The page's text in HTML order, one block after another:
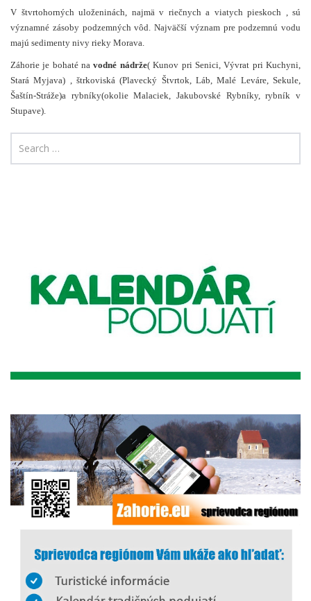
V štvrtohorných uloženinách, najmä v riečnych a viatych pieskoch , sú
významné zásoby podzemných vôd. Najväčší význam pre podzemnú vodu
majú sedimenty nivy rieky Morava.
Záhorie je bohaté navodné nádrže( Kunov pri Senici, Vývrat pri Kuchyni,
Stará Myjava) , štrkoviská (Plavecký Štvrtok, Láb, Malé Leváre, Sekule,
Šaštín-Stráže)a rybníky(okolie Malaciek, Jakubovské Rybníky, rybník v
Stupave).